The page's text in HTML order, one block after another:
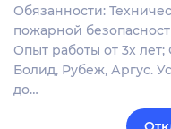
Обязанности:
пожарной
Опыт работы от 3х
Болид, Рубеж, Аргус.
до…